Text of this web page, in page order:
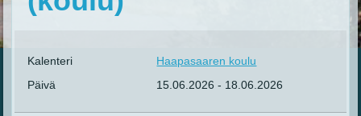
Kalenteri
Haapasaaren koulu
Päivä
15.06.2026 - 18.06.2026